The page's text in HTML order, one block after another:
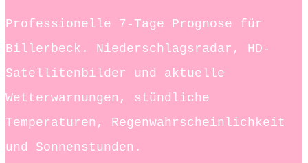
Professionelle 7-Tage Prognose für
Billerbeck. Niederschlagsradar, HD-
Satellitenbilder und aktuelle
Wetterwarnungen, stündliche
Temperaturen, Regenwahrscheinlichkeit
und Sonnenstunden.